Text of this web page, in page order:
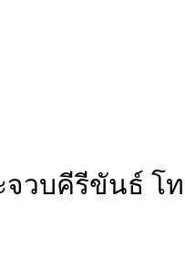
วบคีรีขันธ์ โ